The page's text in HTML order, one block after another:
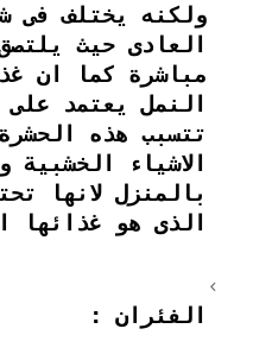
ولكنه يختلف فى
العادى حيث
مباشرة كما ان
النمل يعتمد
تتسبب هذه
الاشياء الخشبية
بالمنزل لانها
الذى هو غذائها
الفئران :